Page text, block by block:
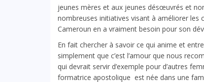
jeunes mères et aux jeunes désœuvrés et
nombreuses initiatives visant à améliorer les
Cameroun en a vraiment besoin pour son
En fait chercher à savoir ce qui anime et
simplement que c’est l’amour que nous
qui devrait servir d’exemple pour d’autres
formatrice apostolique est née dans une